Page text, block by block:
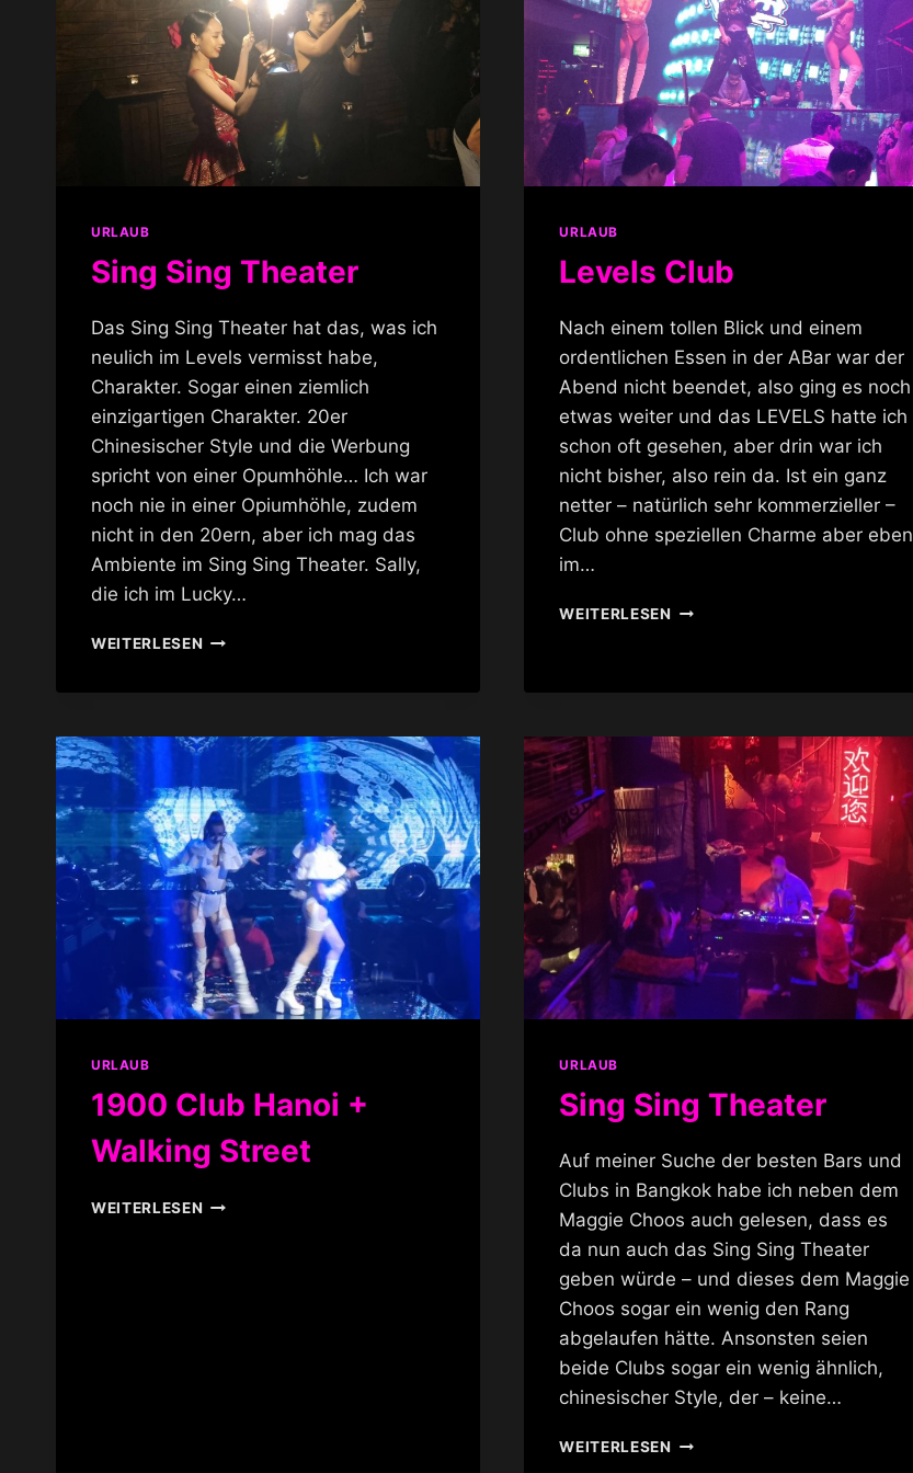
URLAUB
Sing Sing Theater
Das Sing Sing Theater hat das, was ich
neulich im Levels vermisst habe,
Charakter. Sogar einen ziemlich
einzigartigen Charakter. 20er
Chinesischer Style und die Werbung
spricht von einer Opumhöhle… Ich war
noch nie in einer Opiumhöhle, zudem
nicht in den 20ern, aber ich mag das
Ambiente im Sing Sing Theater. Sally,
die ich im Lucky…
WEITERLESENSING
URLAUB
Levels Club
Nach einem tollen Blick und einem
ordentlichen Essen in der ABar war der
Abend nicht beendet, also ging es noch
etwas weiter und das LEVELS hatte ich
schon oft gesehen, aber drin war ich
nicht bisher, also rein da. Ist ein ganz
netter – natürlich sehr kommerzieller –
Club ohne speziellen Charme aber eben
im…
WEITERLESENLEVELS
URLAUB
1900 Club Hanoi +
Walking Street
WEITERLESEN1900
URLAUB
Sing Sing Theater
Auf meiner Suche der besten Bars und
Clubs in Bangkok habe ich neben dem
Maggie Choos auch gelesen, dass es
da nun auch das Sing Sing Theater
geben würde – und dieses dem Maggie
Choos sogar ein wenig den Rang
abgelaufen hätte. Ansonsten seien
beide Clubs sogar ein wenig ähnlich,
chinesischer Style, der – keine…
WEITERLESENSING